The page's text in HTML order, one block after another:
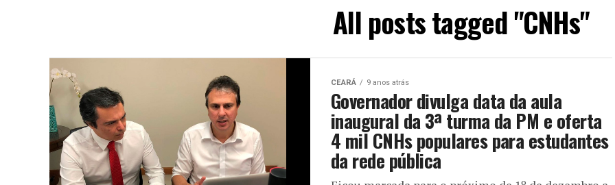
All posts tagged "CNHs"
CEARÁ 9 anos atrás
Governador divulga data da aula
inaugural da 3ª turma da PM e oferta
4 mil CNHs populares para estudantes
da rede pública